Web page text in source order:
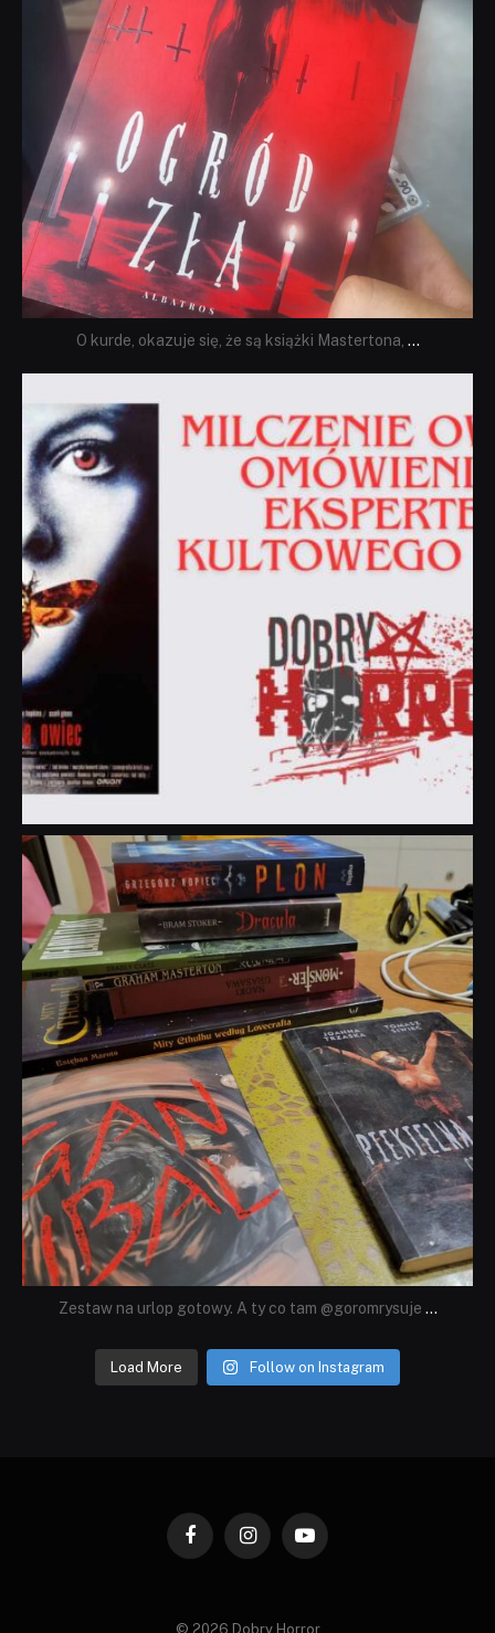
O kurde, okazuje się, że są książki Mastertona, ...
dobryhorror
Lip 31
Zestaw na urlop gotowy. A ty co tam @goromrysuje ...
Load More Follow on Instagram
FacebookInstagramYouTube
© 2026 Dobry Horror